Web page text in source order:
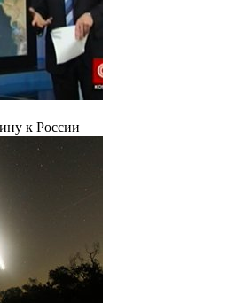
к России